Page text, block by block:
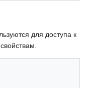
для доступа к